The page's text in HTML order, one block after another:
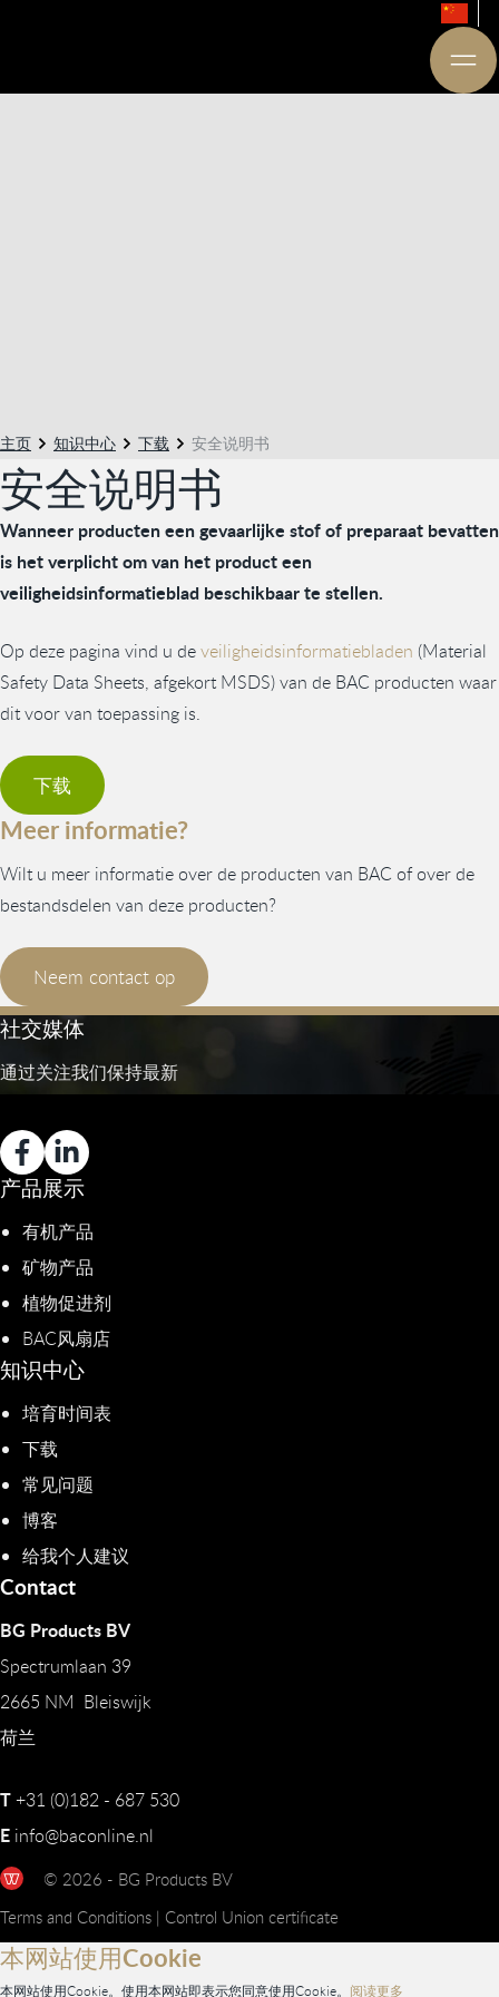
主页 知识中心 下载 安全说明书
安全说明书
Wanneer producten een gevaarlijke stof of preparaat bevatten
is het verplicht om van het product een
veiligheidsinformatieblad beschikbaar te stellen.
Op deze pagina vind u deveiligheidsinformatiebladen (Material
Safety Data Sheets, afgekort MSDS) van de BAC producten waar
dit voor van toepassing is.
下载
Meer informatie?
Wilt u meer informatie over de producten van BAC of over de
bestandsdelen van deze producten?
Neem contact op
社交媒体
通过关注我们保持最新
产品展示
有机产品
矿物产品
植物促进剂​
BAC风扇店
知识中心
培育时间表
下载
常见问题
博客
给我个人建议
Contact
BG Products BV
Spectrumlaan 39
2665 NM Bleiswijk
荷兰
T+31 (0)182 - 687 530
E info@baconline.nl
© 2026 - BG Products BV
Terms and Conditions | Control Union certificate
本网站使用Cookie
本网站使用Cookie。使用本网站即表示您同意使用Cookie。 阅读更多